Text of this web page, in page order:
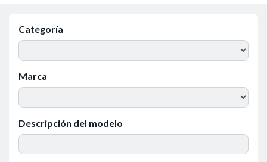
Categoría
Marca
Descripción del modelo